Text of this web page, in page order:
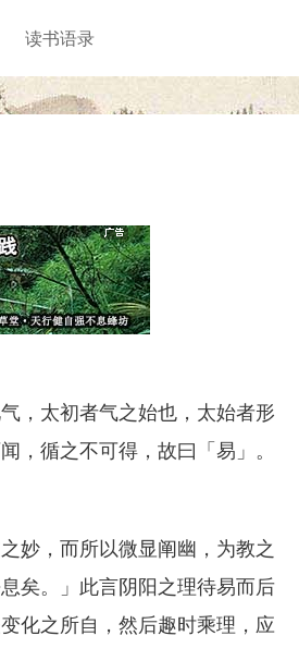
读书语录
，太初者气之始也，太始者形
，循之不可得，故曰「易」。
妙，而所以微显阐幽，为教之
矣。」此言阴阳之理待易而后
化之所自，然后趣时乘理，应